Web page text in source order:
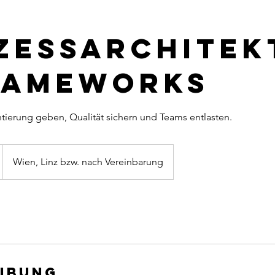
geben, Qualität sichern und Teams entlasten.
Wien, Linz bzw. nach Vereinbarung